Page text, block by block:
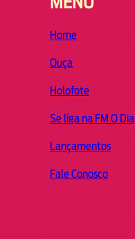
Home
Ouça
Holofote
Se liga na FM O Dia
Lançamentos
Fale Conosco